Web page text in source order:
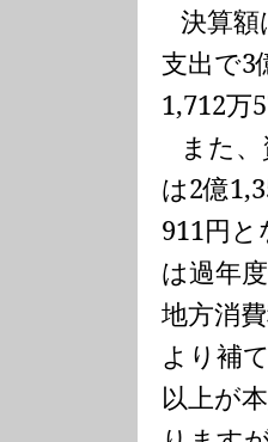
決算
支出で3
1,712万
また、
は2億
911円と
は過年
地方消
より補
以上が